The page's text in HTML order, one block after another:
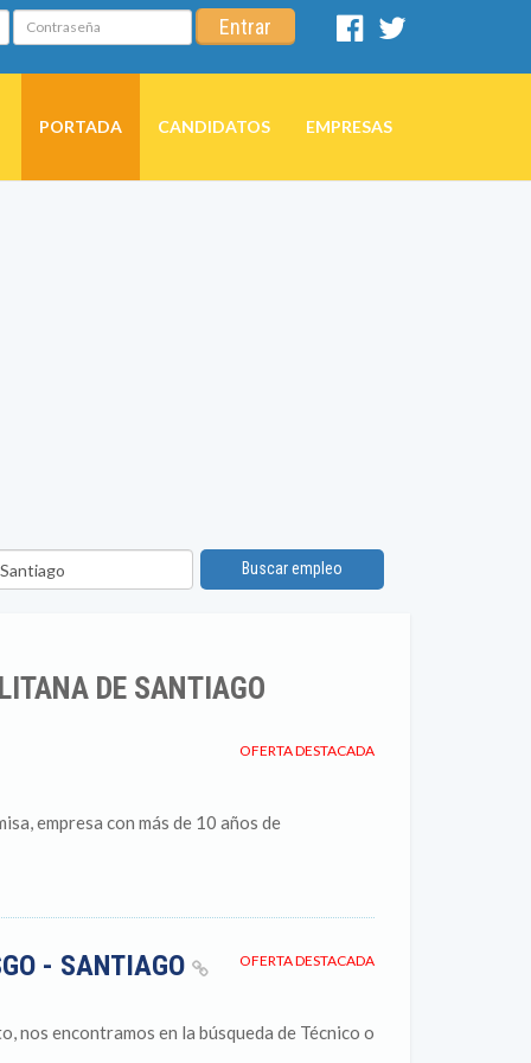
Contraseña Entrar
Facebook
PORTADA CANDIDATOS EMPRESAS
Buscar empleo
DE SANTIAGO
OFERTA DESTACADA
empresa con más de 10 años de
OFERTA DESTACADA
- SANTIAGO
nos encontramos en la búsqueda de Técnico o